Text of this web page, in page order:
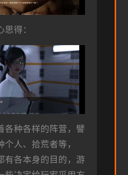
得：
各种各样的阵营，譬
个人、拾荒者等，
有各本身的目的，游